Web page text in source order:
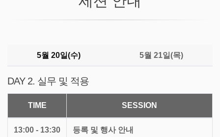
5월 20일(수) 5월 21일(목)
DAY 2. 실무 및 적용
TIME SESSION
13:00 - 13:30 등록 및 행사 안내